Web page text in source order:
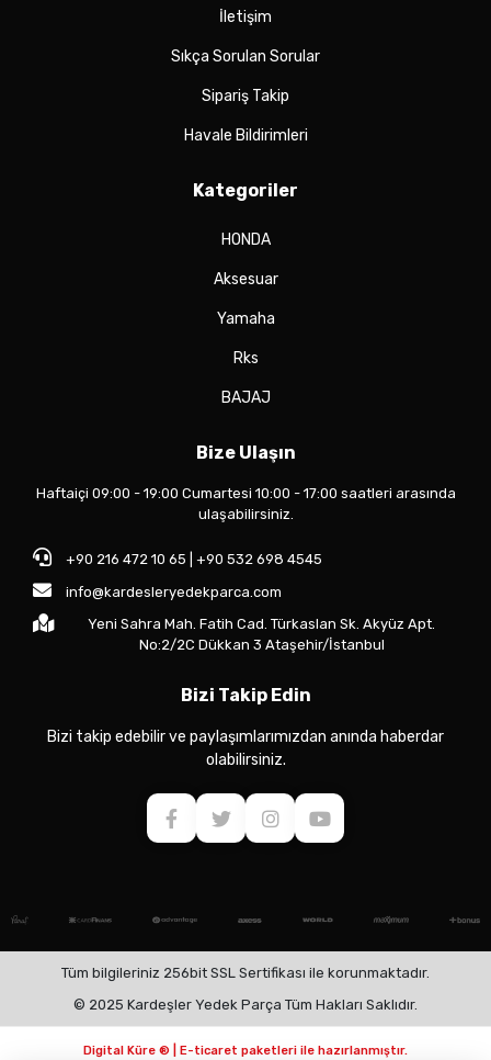
İletişim
Sıkça Sorulan Sorular
Sipariş Takip
Havale Bildirimleri
Kategoriler
HONDA
Aksesuar
Yamaha
Rks
BAJAJ
Bize Ulaşın
Haftaiçi 09:00 - 19:00 Cumartesi 10:00 - 17:00 saatleri arasında
ulaşabilirsiniz.
+90 216 472 10 65 | +90 532 698 4545
info@kardesleryedekparca.com
Yeni Sahra Mah. Fatih Cad. Türkaslan Sk. Akyüz Apt.
No:2/2C Dükkan 3 Ataşehir/İstanbul
Bizi Takip Edin
Bizi takip edebilir ve paylaşımlarımızdan anında haberdar
olabilirsiniz.
Tüm bilgileriniz 256bit SSL Sertifikası ile korunmaktadır.
© 2025 Kardeşler Yedek Parça Tüm Hakları Saklıdır.
Digital Küre ® | E-ticaret paketleri ile hazırlanmıştır.